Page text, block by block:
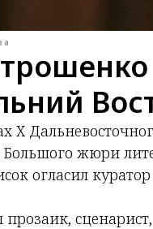
X
Большого жюри
огласил